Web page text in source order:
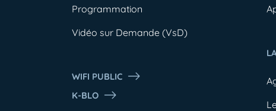
Programmation
Vidéo sur Demande (VsD)
WIFI PUBLIC
K-BLO